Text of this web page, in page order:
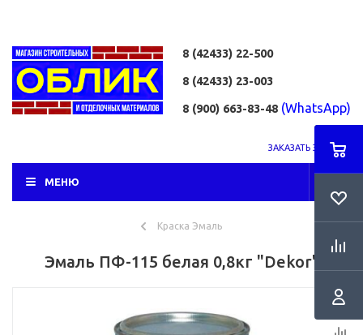
8 (42433) 22-500
8 (42433) 23-003
8 (900) 663-83-48 (WhatsApp)
ЗАКАЗАТЬ ЗВОНОК
МЕНЮ
Краска Эмаль
Эмаль ПФ-115 белая 0,8кг "Dekor"